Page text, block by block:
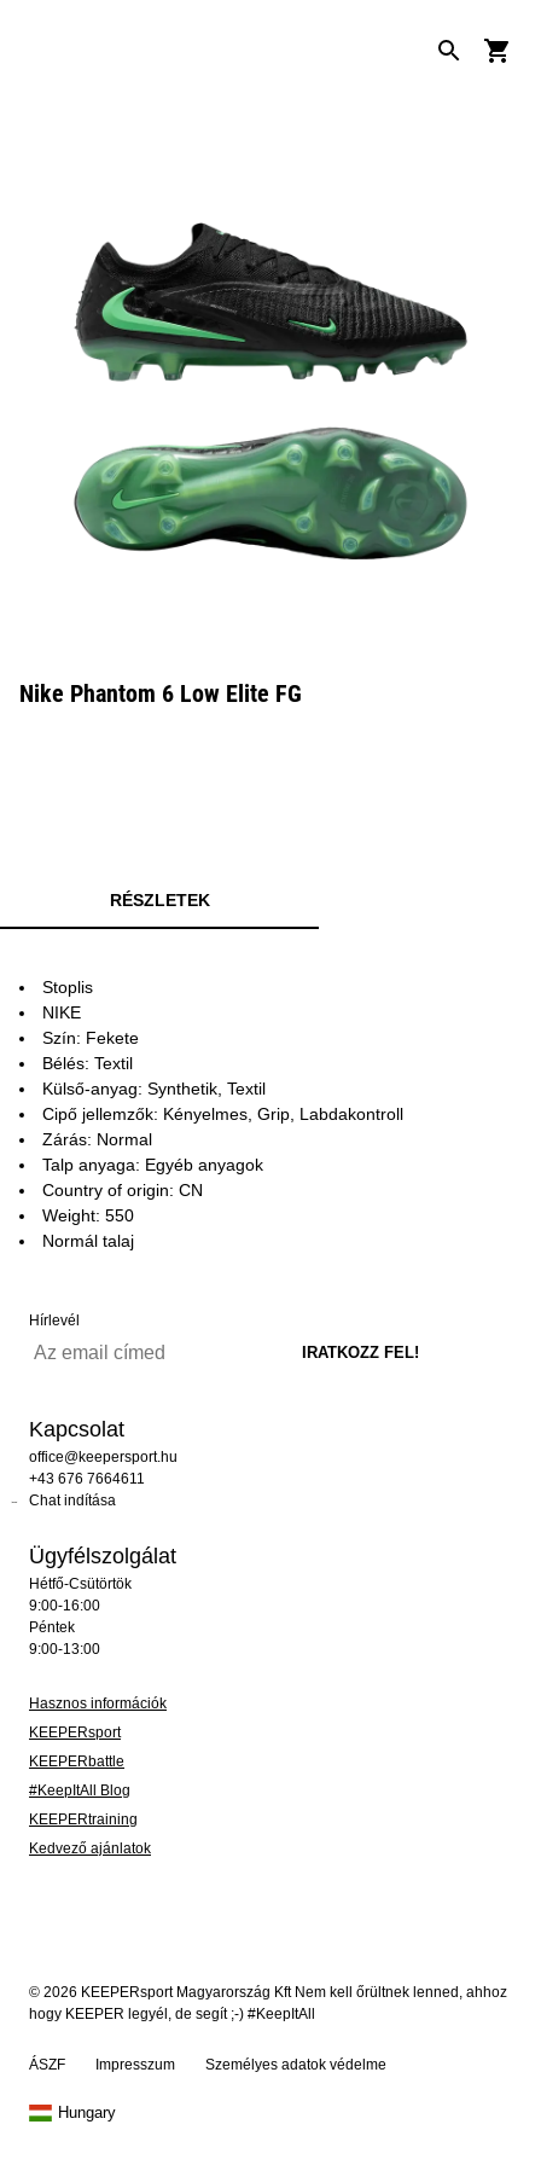
Nike Phantom 6 Low Elite FG
RÉSZLETEK
Stoplis
NIKE
Szín: Fekete
Bélés: Textil
Külső-anyag: Synthetik, Textil
Cipő jellemzők: Kényelmes, Grip, Labdakontroll
Zárás: Normal
Talp anyaga: Egyéb anyagok
Country of origin: CN
Weight: 550
Normál talaj
Hírlevél
Kapcsolat
office@keepersport.hu
+43 676 7664611
Chat indítása
Ügyfélszolgálat
Hétfő-Csütörtök
9:00-16:00
Péntek
9:00-13:00
Hasznos információk
KEEPERsport
KEEPERbattle
#KeepItAll Blog
KEEPERtraining
Kedvező ajánlatok
© 2026 KEEPERsport Magyarország Kft Nem kell őrültnek lenned, ahhoz
hogy KEEPER legyél, de segít ;-) #KeepItAll
ÁSZF Impresszum Személyes adatok védelme
Hungary